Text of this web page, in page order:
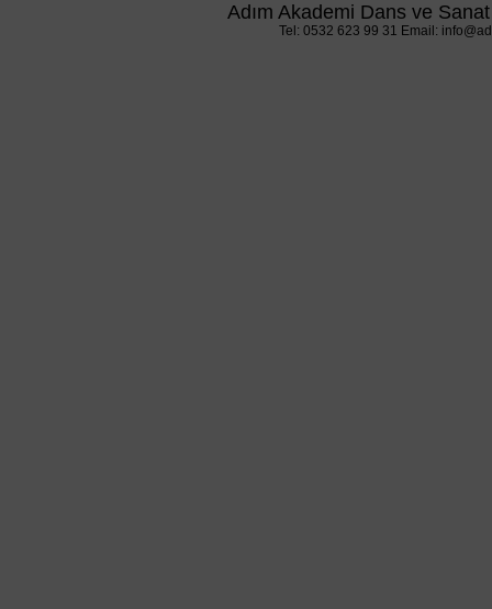
Adım Akademi Dans ve
Tel: 0532 623 99 31 Email: